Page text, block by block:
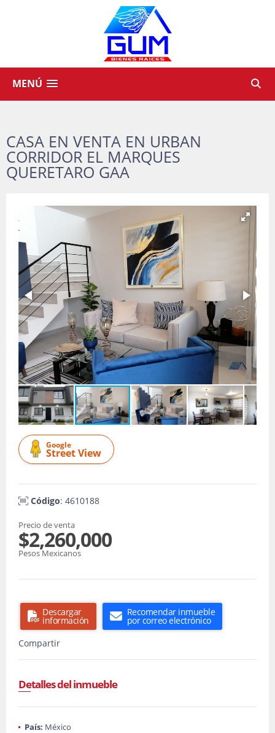
MENÚ
CASA EN VENTA EN URBAN
CORRIDOR EL MARQUES
QUERETARO GAA
Google
Street View
Código: 4610188
Precio de venta
$2,260,000
Pesos Mexicanos
Descargar
información
Recomendar inmueble
por correo electrónico
Compartir
Detalles del inmueble
País: México